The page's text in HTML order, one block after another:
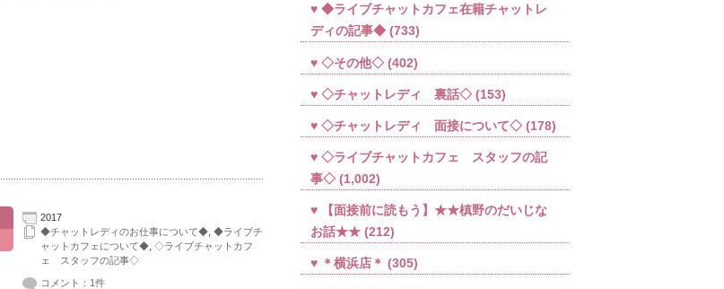
2017
◆チャットレディのお仕事について◆ ◆ライブチ
ャットカフェについて◆ ◇ライブチャットカフ
ェ スタッフの記事◇
コメント：1件
◆ライブチャットカフェ在籍チャットレ
ディの記事◆ (733)
◇その他◇ (402)
◇チャットレディ 裏話◇ (153)
◇チャットレディ 面接について◇ (178)
◇ライブチャットカフェ スタッフの記
事◇ (1,002)
【面接前に読もう】★★槙野のだいじな
お話★★ (212)
＊横浜店＊ (305)